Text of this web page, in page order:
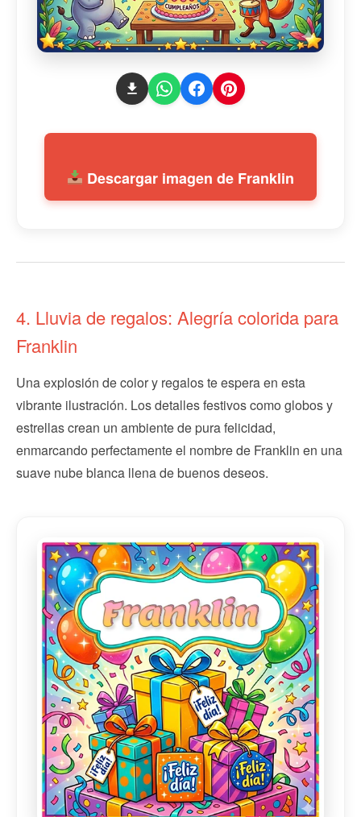
Descargar imagen de Franklin
4. Lluvia de regalos: Alegría colorida para
Franklin
Una explosión de color y regalos te espera en esta
vibrante ilustración. Los detalles festivos como globos y
estrellas crean un ambiente de pura felicidad,
enmarcando perfectamente el nombre de Franklin en una
suave nube blanca llena de buenos deseos.